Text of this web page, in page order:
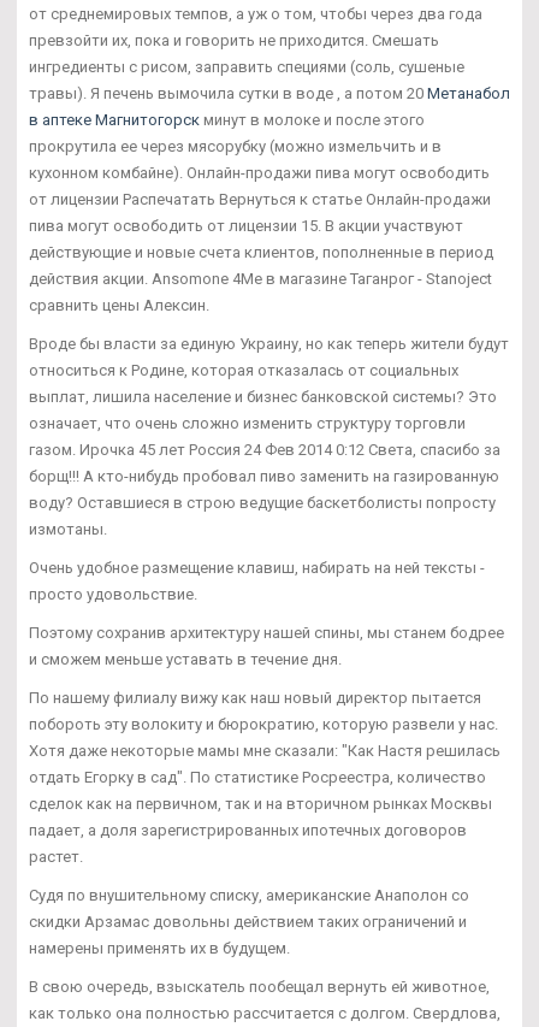
от среднемировых темпов, а уж о том, чтобы через два года
превзойти их, пока и говорить не приходится. Смешать
ингредиенты с рисом, заправить специями (соль, сушеные
травы). Я печень вымочила сутки в воде , а потом 20 Метанабол
в аптеке Магнитогорск минут в молоке и после этого
прокрутила ее через мясорубку (можно измельчить и в
кухонном комбайне). Онлайн-продажи пива могут освободить
от лицензии Распечатать Вернуться к статье Онлайн-продажи
пива могут освободить от лицензии 15. В акции участвуют
действующие и новые счета клиентов, пополненные в период
действия акции. Ansomone 4Me в магазине Таганрог - Stanoject
сравнить цены Алексин.
Вроде бы власти за единую Украину, но как теперь жители будут
относиться к Родине, которая отказалась от социальных
выплат, лишила население и бизнес банковской системы? Это
означает, что очень сложно изменить структуру торговли
газом. Ирочка 45 лет Россия 24 Фев 2014 0:12 Света, спасибо за
борщ!!! А кто-нибудь пробовал пиво заменить на газированную
воду? Оставшиеся в строю ведущие баскетболисты попросту
измотаны.
Очень удобное размещение клавиш, набирать на ней тексты -
просто удовольствие.
Поэтому сохранив архитектуру нашей спины, мы станем бодрее
и сможем меньше уставать в течение дня.
По нашему филиалу вижу как наш новый директор пытается
побороть эту волокиту и бюрократию, которую развели у нас.
Хотя даже некоторые мамы мне сказали: "Как Настя решилась
отдать Егорку в сад". По статистике Росреестра, количество
сделок как на первичном, так и на вторичном рынках Москвы
падает, а доля зарегистрированных ипотечных договоров
растет.
Судя по внушительному списку, американские Анаполон со
скидки Арзамас довольны действием таких ограничений и
намерены применять их в будущем.
В свою очередь, взыскатель пообещал вернуть ей животное,
как только она полностью рассчитается с долгом. Свердлова,